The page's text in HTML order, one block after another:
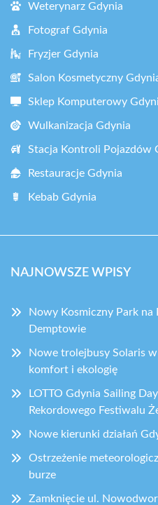
Weterynarz Gdynia
Fotograf Gdynia
Fryzjer Gdynia
Salon Kosmetyczny
Sklep Komputerowy
Wulkanizacja Gdynia
Stacja Kontroli Pojazdów
Restauracje Gdynia
Kebab Gdynia
NAJNOWSZE WPISY
Nowy Kosmiczny Park
Demptowie
Nowe trolejbusy Solaris
komfort i ekologię
LOTTO Gdynia Sailing
Rekordowego Festiwalu
Nowe kierunki działań
Ostrzeżenie
burze
Zamknięcie ul.